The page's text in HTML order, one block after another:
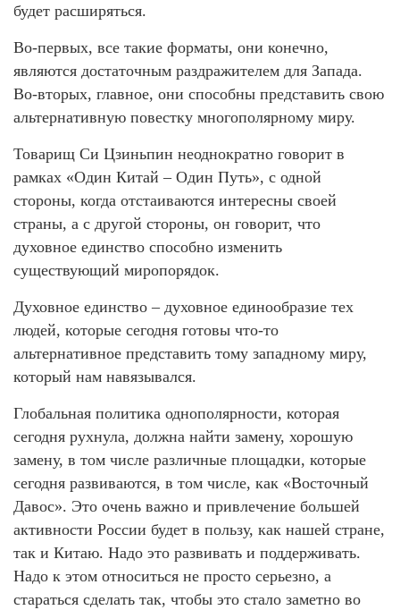
будет расширяться.
Во-первых, все такие форматы, они конечно,
являются достаточным раздражителем для Запада.
Во-вторых, главное, они способны представить свою
альтернативную повестку многополярному миру.
Товарищ Си Цзиньпин неоднократно говорит в
рамках «Один Китай – Один Путь», с одной
стороны, когда отстаиваются интересны своей
страны, а с другой стороны, он говорит, что
духовное единство способно изменить
существующий миропорядок.
Духовное единство – духовное единообразие тех
людей, которые сегодня готовы что-то
альтернативное представить тому западному миру,
который нам навязывался.
Глобальная политика однополярности, которая
сегодня рухнула, должна найти замену, хорошую
замену, в том числе различные площадки, которые
сегодня развиваются, в том числе, как «Восточный
Давос». Это очень важно и привлечение большей
активности России будет в пользу, как нашей стране,
так и Китаю. Надо это развивать и поддерживать.
Надо к этом относиться не просто серьезно, а
стараться сделать так, чтобы это стало заметно во